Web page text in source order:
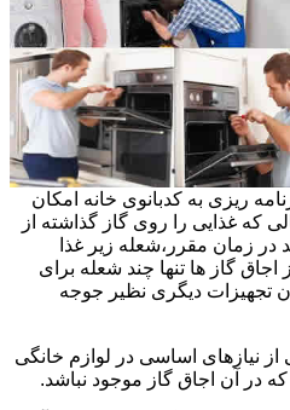
ریزی به کدبانوی خانه امکان
که غذایی را روی گاز گذاشته از
زمان مقرر،شعله زیر غذا
گاز ها تنها چند شعله برای
تجهیزات دیگری نظیر جوجه
از نیازهای اساسی در لوازم خانگی
در آن اجاق گاز موجود نباشد.